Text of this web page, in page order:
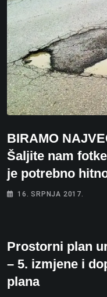
BIRAMO
Šaljite nam
je potrebno
16. SRPNJA 2017.
Prostorni plan
– 5. izmjene i
plana